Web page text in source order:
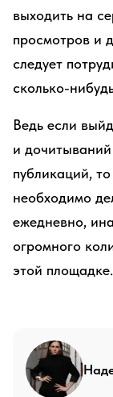
выходить на
просмотров и
следует
сколько-
Ведь если
и
публикаций,
необходимо
ежедневно,
огромного
этой площадке.